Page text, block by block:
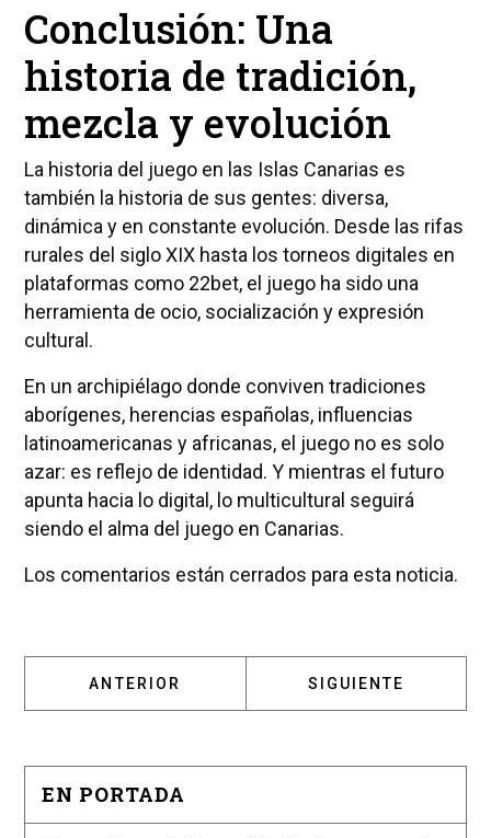
Conclusión: Una
historia de tradición,
mezcla y evolución
La historia del juego en las Islas Canarias es
también la historia de sus gentes: diversa,
dinámica y en constante evolución. Desde las rifas
rurales del siglo XIX hasta los torneos digitales en
plataformas como 22bet, el juego ha sido una
herramienta de ocio, socialización y expresión
cultural.
En un archipiélago donde conviven tradiciones
aborígenes, herencias españolas, influencias
latinoamericanas y africanas, el juego no es solo
azar: es reflejo de identidad. Y mientras el futuro
apunta hacia lo digital, lo multicultural seguirá
siendo el alma del juego en Canarias.
Los comentarios están cerrados para esta noticia.
ARTÍCULO ANTERIOR: MODOS DE JUEGO Y
ANTERIOR ARTÍCULO
SIGUIENTE
EN PORTADA